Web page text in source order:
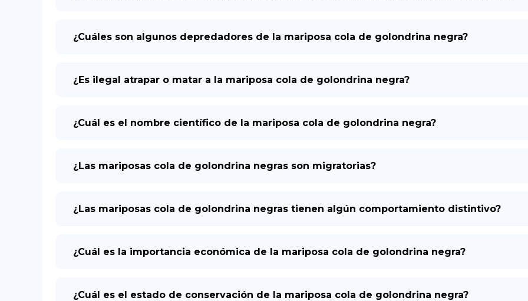
¿Cuáles son algunos depredadores de la mariposa cola de golondrina negra?
¿Es ilegal atrapar o matar a la mariposa cola de golondrina negra?
¿Cuál es el nombre científico de la mariposa cola de golondrina negra?
¿Las mariposas cola de golondrina negras son migratorias?
¿Las mariposas cola de golondrina negras tienen algún comportamiento distintivo?
¿Cuál es la importancia económica de la mariposa cola de golondrina negra?
¿Cuál es el estado de conservación de la mariposa cola de golondrina negra?